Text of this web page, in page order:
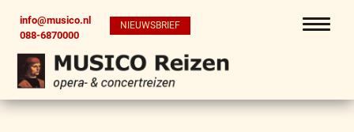
info@musico.nl
088-6870000
NIEUWSBRIEF